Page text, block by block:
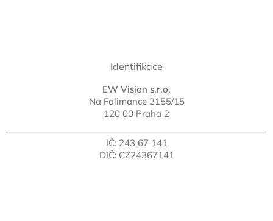
Identifikace
EW Vision s.r.o.
Na Folimance 2155/15
120 00 Praha 2
IČ: 243 67 141
DIČ: CZ24367141